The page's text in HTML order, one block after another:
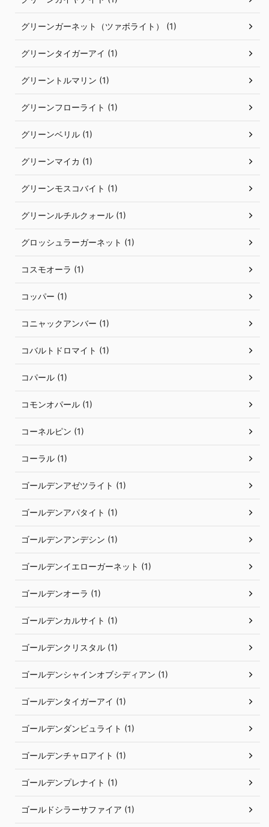
グリーンガーネット（ツァボライト） (1)
グリーンタイガーアイ (1)
グリーントルマリン (1)
グリーンフローライト (1)
グリーンベリル (1)
グリーンマイカ (1)
グリーンモスコバイト (1)
グリーンルチルクォール (1)
グロッシュラーガーネット (1)
コスモオーラ (1)
コッパー (1)
コニャックアンバー (1)
コバルトドロマイト (1)
コパール (1)
コモンオパール (1)
コーネルピン (1)
コーラル (1)
ゴールデンアゼツライト (1)
ゴールデンアパタイト (1)
ゴールデンアンデシン (1)
ゴールデンイエローガーネット (1)
ゴールデンオーラ (1)
ゴールデンカルサイト (1)
ゴールデンクリスタル (1)
ゴールデンシャインオブシディアン (1)
ゴールデンタイガーアイ (1)
ゴールデンダンビュライト (1)
ゴールデンチャロアイト (1)
ゴールデンプレナイト (1)
ゴールドシラーサファイア (1)